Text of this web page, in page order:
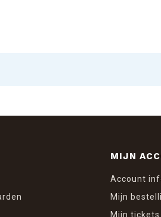
MIJN
Account
Mijn
Mijn tickets